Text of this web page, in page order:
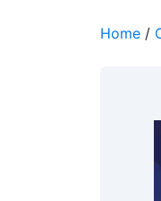
Home /